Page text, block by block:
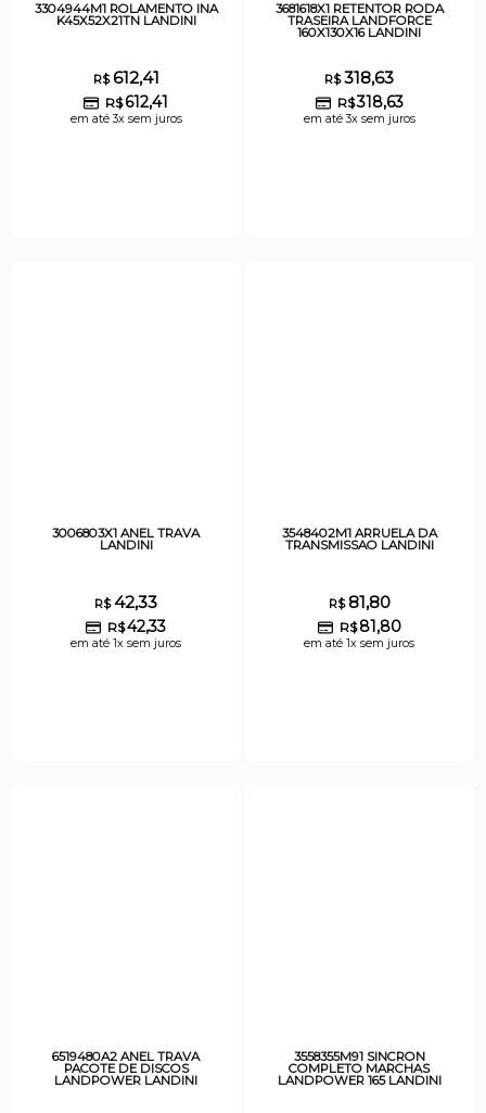
3304944M1 ROLAMENTO INA
K45X52X21TN LANDINI
R$612,41
R$612,41
em até 3x sem juros
3681618X1 RETENTOR RODA
TRASEIRA LANDFORCE
160X130X16 LANDINI
R$318,63
R$318,63
em até 3x sem juros
3006803X1 ANEL TRAVA
LANDINI
R$42,33
R$42,33
em até 1x sem juros
3548402M1 ARRUELA DA
TRANSMISSAO LANDINI
R$81,80
R$ 81,80
em até 1x sem juros
6519480A2 ANEL TRAVA
PACOTE DE DISCOS
LANDPOWER LANDINI
3558355M91 SINCRON
COMPLETO MARCHAS
LANDPOWER 165 LANDINI